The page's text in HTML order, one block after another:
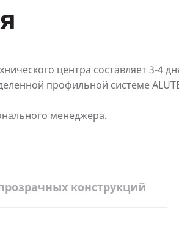
центра составляет 3-4
профильной системе
менеджера.
конструкций